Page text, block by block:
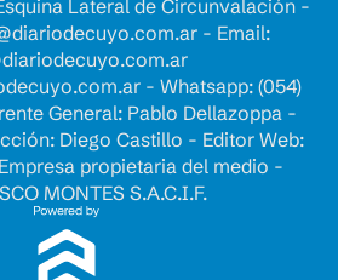
Lateral de Circunvalación -
- Email:
- Whatsapp: (054)
General: Pablo Dellazoppa -
Diego Castillo - Editor Web:
propietaria del medio -
MONTES S.A.C.I.F.